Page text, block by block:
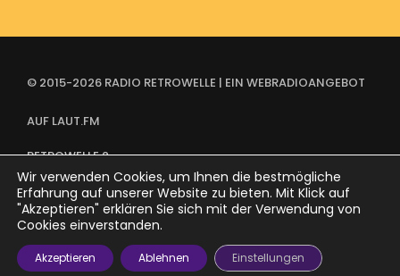
© 2015-2026 RADIO RETROWELLE | EIN WEBRADIOANGEBOT
AUF LAUT.FM
RETROWELLE 2
FAQ
KONTAKT
IMPRESSUM
DATENSCHUTZERKLÄRUNG
Wir verwenden Cookies, um Ihnen die bestmögliche
Erfahrung auf unserer Website zu bieten. Mit Klick auf
"Akzeptieren" erklären Sie sich mit der Verwendung von
Cookies einverstanden.
Akzeptieren Ablehnen Einstellungen